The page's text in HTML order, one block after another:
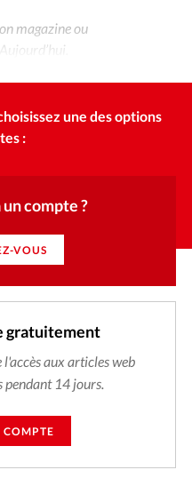
magazine ou
une des options
:
compte ?
VOUS
gratuitement
aux articles web
pendant 14 jours.
COMPTE